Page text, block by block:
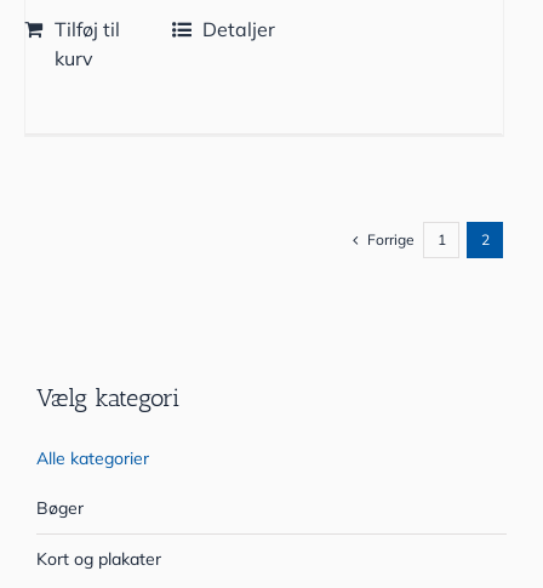
Tilføj til
kurv
Detaljer
Forrige 1 2
Vælg kategori
Alle kategorier
Bøger
Kort og plakater